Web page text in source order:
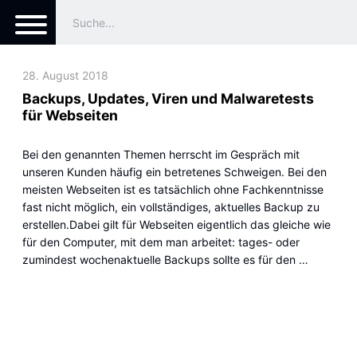
28. August 2018
Backups, Updates, Viren und Malwaretests
für Webseiten
Bei den genannten Themen herrscht im Gespräch mit
unseren Kunden häufig ein betretenes Schweigen. Bei den
meisten Webseiten ist es tatsächlich ohne Fachkenntnisse
fast nicht möglich, ein vollständiges, aktuelles Backup zu
erstellen.Dabei gilt für Webseiten eigentlich das gleiche wie
für den Computer, mit dem man arbeitet: tages- oder
zumindest wochenaktuelle Backups sollte es für den …